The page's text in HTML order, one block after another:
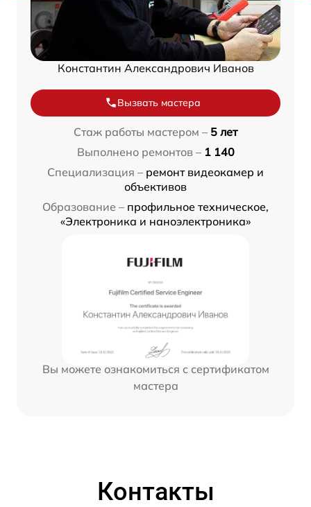
Константин Александрович Иванов
Вызвать мастера
Стаж работы мастером – 5 лет
Выполнено ремонтов – 1 140
Специализация – ремонт видеокамер и
объективов
Образование – профильное техническое,
«Электроника и наноэлектроника»
Вы можете ознакомиться с сертификатом
мастера
Контакты